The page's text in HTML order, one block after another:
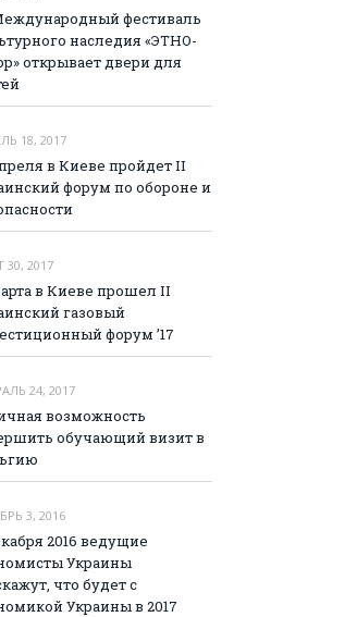
фестиваль
наследия «ЭТНО-
открывает двери для
18, 2017
в Киеве пройдет II
форум по обороне и
30, 2017
в Киеве прошел II
газовый
форум ’17
24, 2017
возможность
обучающий визит в
3, 2016
2016 ведущие
Украины
что будет с
Украины в 2017